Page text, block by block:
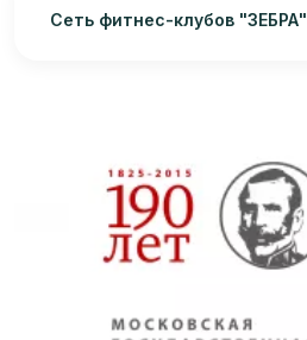
Сеть фитнес-клубов "ЗЕБРА"